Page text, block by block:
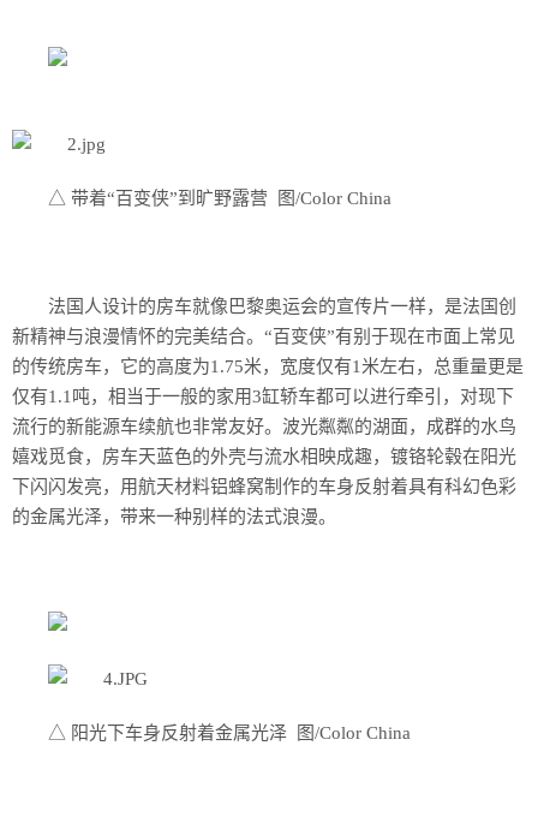
△ 带着“百变侠”到旷野露营 图/Color China
法国人设计的房车就像巴黎奥运会的宣传片一样，是法国创
新精神与浪漫情怀的完美结合。“百变侠”有别于现在市面上常见
的传统房车，它的高度为1.75米，宽度仅有1米左右，总重量更是
仅有1.1吨，相当于一般的家用3缸轿车都可以进行牵引，对现下
流行的新能源车续航也非常友好。波光粼粼的湖面，成群的水鸟
嬉戏觅食，房车天蓝色的外壳与流水相映成趣，镀铬轮毂在阳光
下闪闪发亮，用航天材料铝蜂窝制作的车身反射着具有科幻色彩
的金属光泽，带来一种别样的法式浪漫。
△ 阳光下车身反射着金属光泽 图/Color China